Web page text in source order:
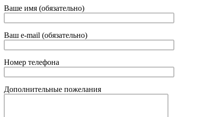
Ваше имя (обязательно)
Ваш e-mail (обязательно)
Номер телефона
Дополнительные пожелания